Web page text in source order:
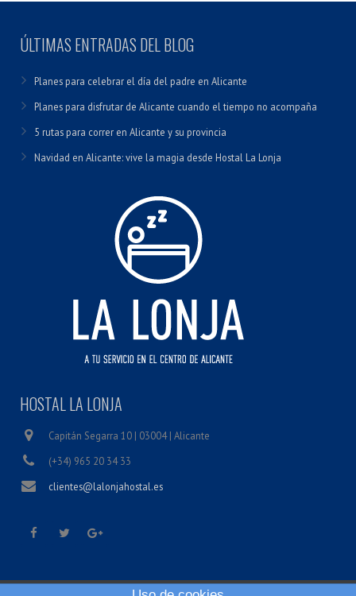
ÚLTIMAS ENTRADAS DEL BLOG
Planes para celebrar el día del padre en Alicante
Planes para disfrutar de Alicante cuando el tiempo no acompaña
5 rutas para correr en Alicante y su provincia
Navidad en Alicante: vive la magia desde Hostal La Lonja
HOSTAL LA LONJA
Capitán Segarra 10 | 03004 | Alicante
(+34) 965 20 34 33
clientes@lalonjahostal.es